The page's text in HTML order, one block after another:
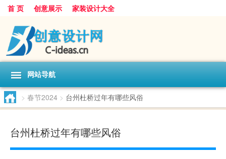
首 页 创意展示 家装设计大全
网站导航
> 春节2024 > 台州杜桥过年有哪些风俗
台州杜桥过年有哪些风俗